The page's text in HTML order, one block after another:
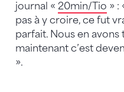
journal « 20min/Tio » :
pas à y croire, ce fut
parfait. Nous en
maintenant c’est
».